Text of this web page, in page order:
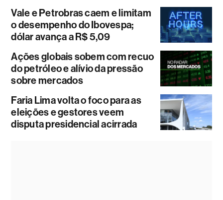
Vale e Petrobras caem e limitam
o desempenho do Ibovespa;
dólar avança a R$ 5,09
Ações globais sobem com recuo
do petróleo e alívio da pressão
sobre mercados
Faria Lima volta o foco para as
eleições e gestores veem
disputa presidencial acirrada